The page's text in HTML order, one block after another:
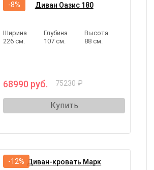
Диван Оазис 180
Ширина
226 см.
Глубина
107 см.
Высота
88 см.
68990 руб. 75230 ₽
Купить
-8%
Диван-кровать Марк
-12%